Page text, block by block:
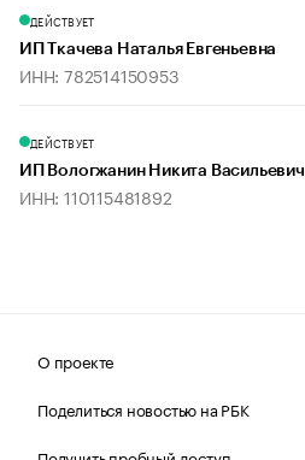
ДЕЙСТВУЕТ
ИП Ткачева Наталья Евгеньевна
ИНН: 782514150953
ДЕЙСТВУЕТ
ИП Вологжанин Никита Васильевич
ИНН: 110115481892
О проекте
Поделиться новостью на РБК